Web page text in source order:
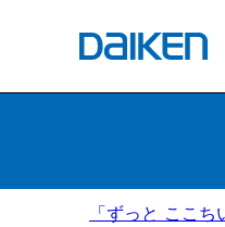
「ずっと ここ